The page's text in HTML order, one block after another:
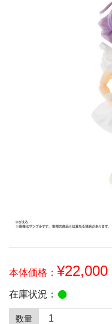
本体価格： ¥22,000
在庫状況：
数量